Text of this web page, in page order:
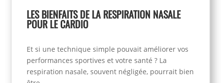
LES BIENFAITS DE LA RESPIRATION NASALE
POUR LE CARDIO
Et si une technique simple pouvait améliorer vos
performances sportives et votre santé ? La
respiration nasale, souvent négligée, pourrait bien